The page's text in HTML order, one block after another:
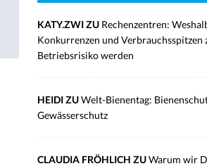
KATY.ZWI ZU Rechenzentren:
Konkurrenzen und Verbrauchsspitzen
Betriebsrisiko werden
HEIDI ZUWelt-Bienentag:
Gewässerschutz
CLAUDIA FRÖHLICH ZUWarum wir